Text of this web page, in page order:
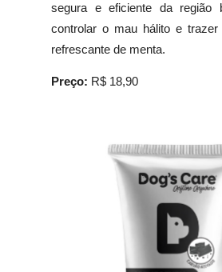
segura e eficiente da região
controlar o mau hálito e trazer
refrescante de menta.
Preço: R$ 18,90